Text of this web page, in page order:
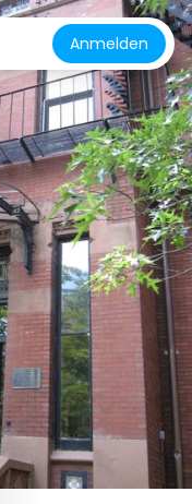
Anmelden